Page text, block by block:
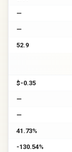
—
—
52.9
$-0.35
—
—
41.73%
-130.54%